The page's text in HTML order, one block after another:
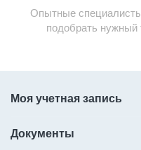
Опытные
подобрать нужный
Моя учетная запись
Документы